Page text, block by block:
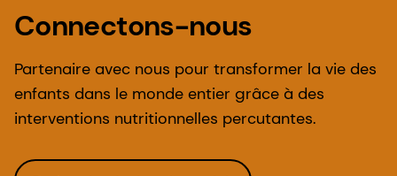
Connectons-nous
Partenaire avec nous pour transformer la vie des
enfants dans le monde entier grâce à des
interventions nutritionnelles percutantes.